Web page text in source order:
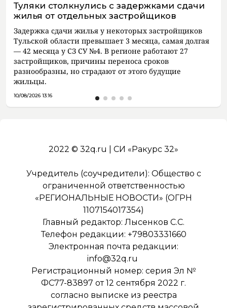
Туляки столкнулись с задержками сдачи
жилья от отдельных застройщиков
Задержка сдачи жилья у некоторых застройщиков
Тульской области превышает 3 месяца, самая долгая
— 42 месяца у СЗ СУ №4. В регионе работают 27
застройщиков, причины переноса сроков
разнообразны, но страдают от этого будущие
жильцы.
10/08/2026 13:16
2022 © 32q.ru | СИ «Ракурс 32»
Учредитель (соучредители): Общество с
ограниченной ответственностью
«РЕГИОНАЛЬНЫЕ НОВОСТИ» (ОГРН
1107154017354)
Главный редактор: Лысенков С.С.
Телефон редакции: +79803331660
Электронная почта редакции:
info@32q.ru
Регистрационный номер: серия Эл №
ФС77-83897 от 12 сентября 2022 г.
согласно выписке из реестра